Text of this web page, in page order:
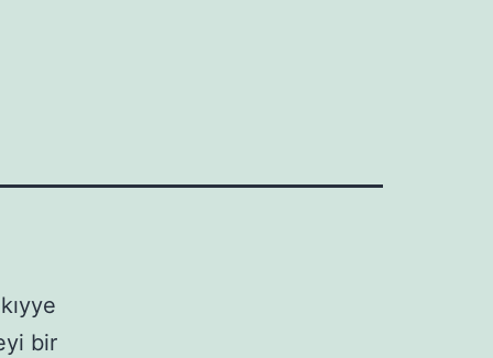
bir